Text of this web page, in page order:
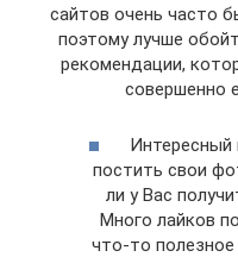
сайтов очень часто
поэтому лучше
рекомендации,
совершенно
Интересный
постить свои
ли у Вас
Много лайков
что-то полезное